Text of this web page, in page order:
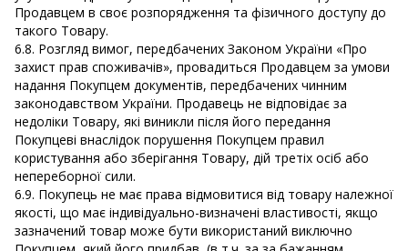
Продавцем в своє розпорядження та фізичного доступу до
такого Товару.
6.8. Розгляд вимог, передбачених Законом України «Про
захист прав споживачів», провадиться Продавцем за умови
надання Покупцем документів, передбачених чинним
законодавством України. Продавець не відповідає за
недоліки Товару, які виникли після його передання
Покупцеві внаслідок порушення Покупцем правил
користування або зберігання Товару, дій третіх осіб або
непереборної сили.
6.9. Покупець не має права відмовитися від товару належної
якості, що має індивідуально-визначені властивості, якщо
зазначений товар може бути використаний виключно